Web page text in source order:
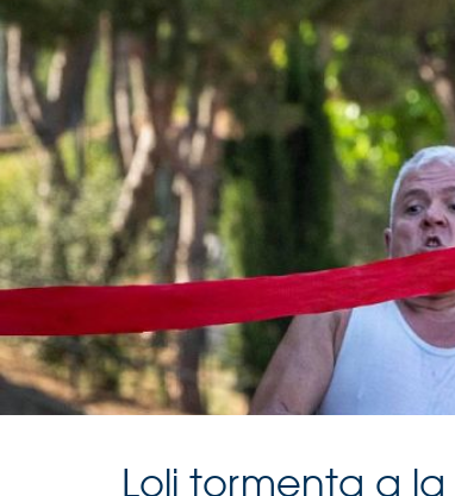
Loli tormenta a la